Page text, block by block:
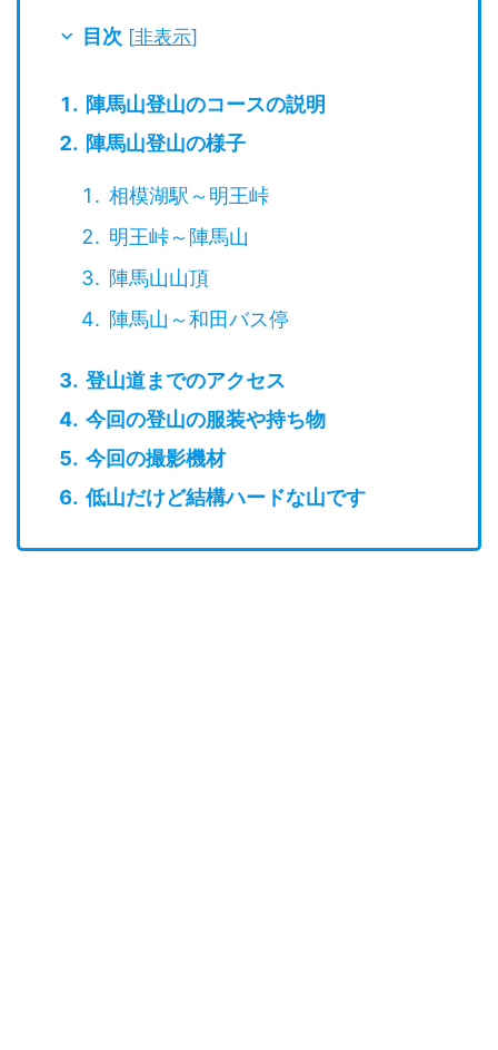
目次 [非表示]
陣馬山登山のコースの説明
陣馬山登山の様子
相模湖駅～明王峠
明王峠～陣馬山
陣馬山山頂
陣馬山～和田バス停
登山道までのアクセス
今回の登山の服装や持ち物
今回の撮影機材
低山だけど結構ハードな山です